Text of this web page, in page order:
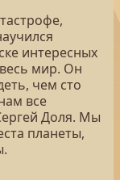
интересных
мир. Он
чем сто
все
Доля. Мы
планеты,